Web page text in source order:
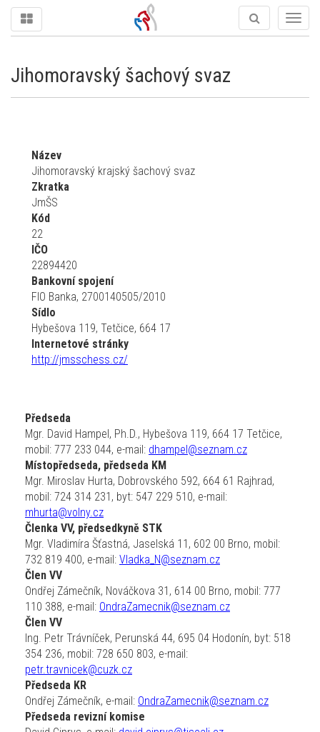
Jihomoravský šachový svaz
Název
Jihomoravský krajský šachový svaz
Zkratka
JmŠS
Kód
22
IČO
22894420
Bankovní spojení
FIO Banka, 2700140505/2010
Sídlo
Hybešova 119, Tetčice, 664 17
Internetové stránky
http://jmsschess.cz/
Předseda
Mgr. David Hampel, Ph.D., Hybešova 119, 664 17 Tetčice,
mobil: 777 233 044, e-mail: dhampel@seznam.cz
Místopředseda, předseda KM
Mgr. Miroslav Hurta, Dobrovského 592, 664 61 Rajhrad,
mobil: 724 314 231, byt: 547 229 510, e-mail:
mhurta@volny.cz
Členka VV, předsedkyně STK
Mgr. Vladimíra Šťastná, Jaselská 11, 602 00 Brno, mobil:
732 819 400, e-mail: Vladka_N@seznam.cz
Člen VV
Ondřej Zámečník, Nováčkova 31, 614 00 Brno, mobil: 777
110 388, e-mail: OndraZamecnik@seznam.cz
Člen VV
Ing. Petr Trávníček, Perunská 44, 695 04 Hodonín, byt: 518
354 236, mobil: 728 650 803, e-mail:
petr.travnicek@cuzk.cz
Předseda KR
Ondřej Zámečník, e-mail: OndraZamecnik@seznam.cz
Předseda revizní komise